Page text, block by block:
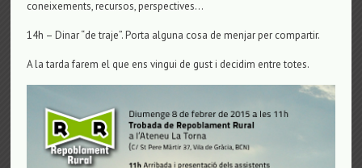
coneixements, recursos, perspectives…
14h – Dinar “de traje”. Porta alguna cosa de menjar per compartir.
A la tarda farem el que ens vingui de gust i decidim entre totes.